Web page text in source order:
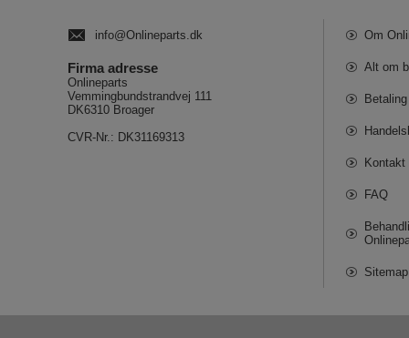
info@Onlineparts.dk
Firma adresse
Onlineparts
Vemmingbundstrandvej 111
DK6310 Broager
CVR-Nr.: DK31169313
Om
Alt om
Betaling
Kontakt
FAQ
Sitemap